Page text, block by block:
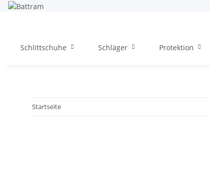
Schlittschuhe Schläger Protektion
Startseite